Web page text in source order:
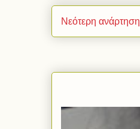
Νεότερη ανάρτηση